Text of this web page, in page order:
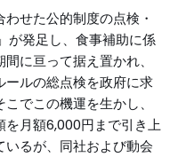
せた公的制度の点検・
が発足し、食事補助に係
に亘って据え置かれ、
ルの総点検を政府に求
でこの機運を生かし、
を月額6,000円まで引き上
るが、同社および動会